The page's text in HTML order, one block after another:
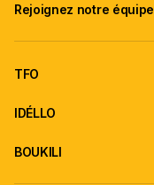
Rejoignez notre équipe
TFO
IDÉLLO
BOUKILI